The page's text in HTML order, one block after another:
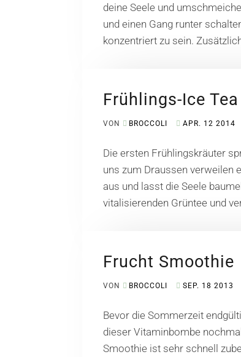
deine Seele und
und einen Gang runter
konzentriert zu sein.
Frühlings-Ice Tea
VON BROCCOLI APR. 12 2014
Die ersten Frühlingskräuter
uns zum Draussen verweilen
aus und lasst die Seele
vitalisierenden Grüntee und
Frucht Smoothie
VON BROCCOLI SEP. 18 2013
Bevor die Sommerzeit
dieser Vitaminbombe
Smoothie ist sehr schnell